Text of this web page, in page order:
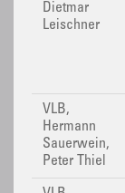
Dietmar
Leischner
VLB,
Hermann
Sauerwein,
Peter Thiel